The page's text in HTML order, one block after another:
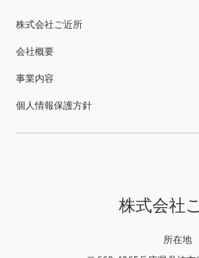
株式会社ご近所
会社概要
事業内容
個人情報保護方針
株式会社
所在地